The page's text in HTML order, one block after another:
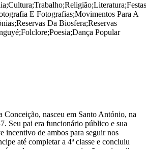
;Cultura;Trabalho;Religião;Literatura;Festas
E Fotografias;Movimentos Para A
;Reservas Da Biosfera;Reservas
;Folclore;Poesia;Dança Popular
Conceição, nasceu em Santo António, na
Seu pai era funcionário público e sua
incentivo de ambos para seguir nos
até completar a 4ª classe e concluiu